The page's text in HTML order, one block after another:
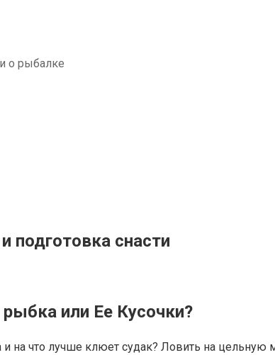
о рыбалке
подготовка снасти
или Ее Кусочки?
и на что лучше клюет судак? Ловить на